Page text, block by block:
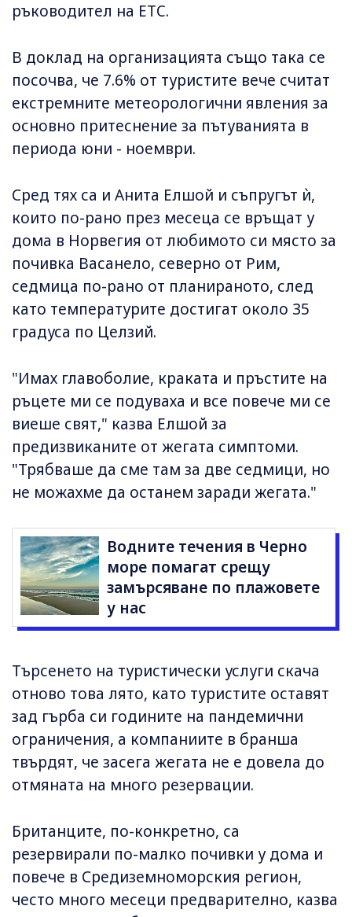
ръководител на ETC.
В доклад на организацията също така се
посочва, че 7.6% от туристите вече считат
екстремните метеорологични явления за
основно притеснение за пътуванията в
периода юни - ноември.
Сред тях са и Анита Елшой и съпругът ѝ,
които по-рано през месеца се връщат у
дома в Норвегия от любимото си място за
почивка Васанело, северно от Рим,
седмица по-рано от планираното, след
като температурите достигат около 35
градуса по Целзий.
"Имах главоболие, краката и пръстите на
ръцете ми се подуваха и все повече ми се
виеше свят," казва Елшой за
предизвиканите от жегата симптоми.
"Трябваше да сме там за две седмици, но
не можахме да останем заради жегата."
Водните течения в Черно
море помагат срещу
замърсяване по плажовете
у нас
Търсенето на туристически услуги скача
отново това лято, като туристите оставят
зад гърба си годините на пандемични
ограничения, а компаниите в бранша
твърдят, че засега жегата не е довела до
отмяната на много резервации.
Британците, по-конкретно, са
резервирали по-малко почивки у дома и
повече в Средиземноморския регион,
често много месеци предварително, казва